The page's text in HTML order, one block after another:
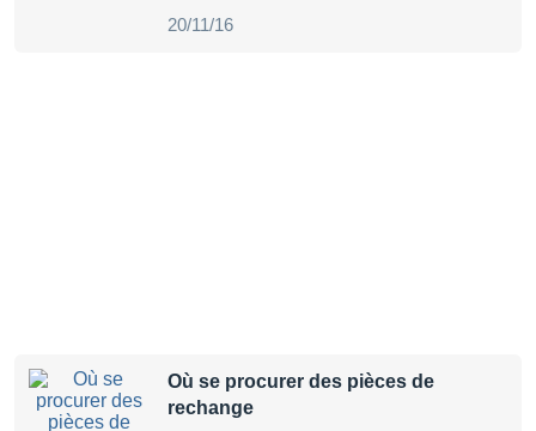
20/11/16
Où se procurer des pièces de
rechange